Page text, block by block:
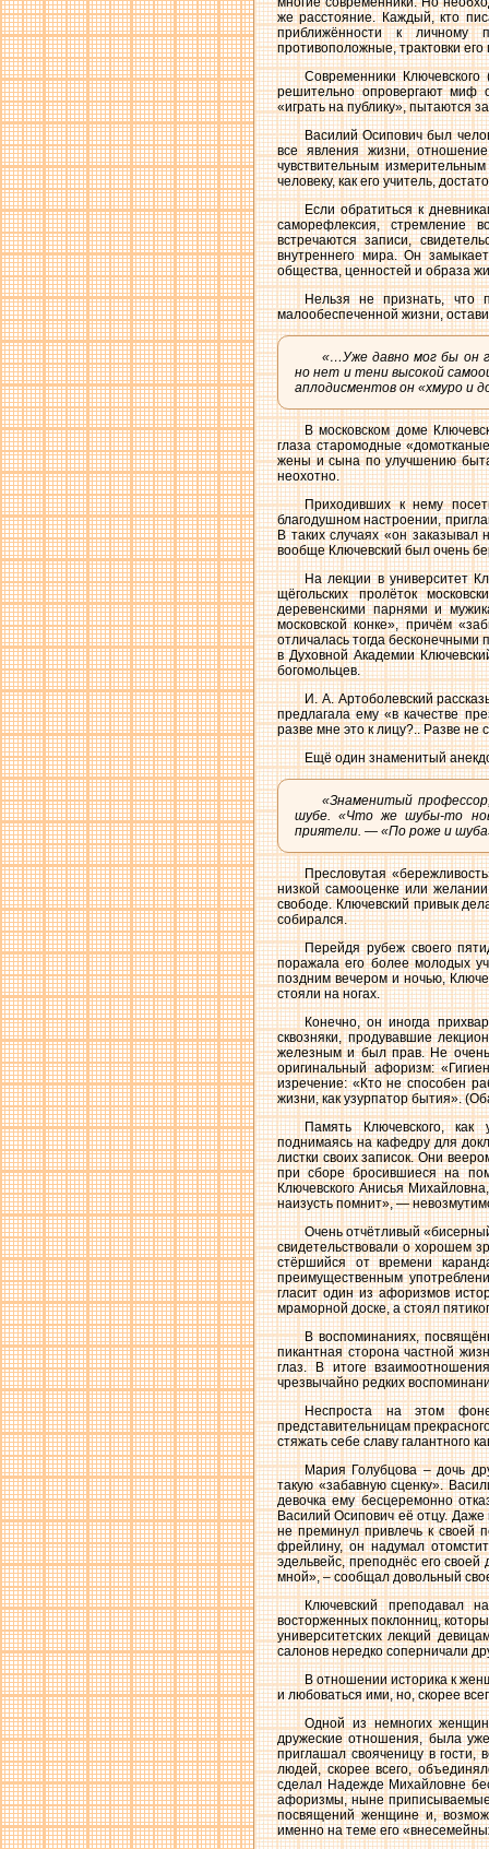
же расстояние. Каждый, кто
приближённости к личному
противоположные, трактовки
Современники
решительно опровергают миф
«играть на публику», пытаются
Василий Осипович был
все явления жизни,
чувствительным
человеку, как его учитель,
Если обратиться к
саморефлексия, стремление
встречаются записи,
внутреннего мира. Он
общества, ценностей и образа
Нельзя не признать, что
малообеспеченной жизни,
«…Уже давно мог бы он
но нет и тени высокой
аплодисментов он «хмуро и
В московском доме
глаза старомодные
жены и сына по улучшению
неохотно.
Приходивших к нему
благодушном настроении,
В таких случаях «он заказывал
вообще Ключевский был очень
На лекции в университет
щёгольских пролёток
деревенскими парнями и
московской конке», причём
отличалась тогда
в Духовной Академии
богомольцев.
И. А. Артоболевский
предлагала ему «в качестве
разве мне это к лицу?.. Разве
Ещё один знаменитый
«Знаменитый
шубе. «Что же шубы-то
приятели. — «По роже и
Пресловутая
низкой самооценке или
свободе. Ключевский привык
собирался.
Перейдя рубеж своего
поражала его более молодых
поздним вечером и ночью,
стояли на ногах.
Конечно, он иногда
сквозняки, продувавшие
железным и был прав. Не
оригинальный афоризм:
изречение: «Кто не способен
жизни, как узурпатор бытия».
Память Ключевского, как
поднимаясь на кафедру для
листки своих записок. Они
при сборе бросившиеся на
Ключевского Анисья
наизусть помнит», —
Очень отчётливый
свидетельствовали о хорошем
стёршийся от времени
преимущественным
гласит один из афоризмов
мраморной доске, а стоял
В воспоминаниях,
пикантная сторона частной
глаз. В итоге
чрезвычайно редких
Неспроста на этом
представительницам
стяжать себе славу галантного
Мария Голубцова – дочь
такую «забавную сценку».
девочка ему бесцеремонно
Василий Осипович её отцу. Даже
не преминул привлечь к своей
фрейлину, он надумал
эдельвейс, преподнёс его
мной», – сообщал довольный
Ключевский преподавал
восторженных поклонниц,
университетских лекций
салонов нередко соперничали
В отношении историка к
и любоваться ими, но, скорее
Одной из немногих
дружеские отношения, была
приглашал свояченицу в гости,
людей, скорее всего,
сделал Надежде Михайловне
афоризмы, ныне приписываемые
посвящений женщине и,
именно на теме его